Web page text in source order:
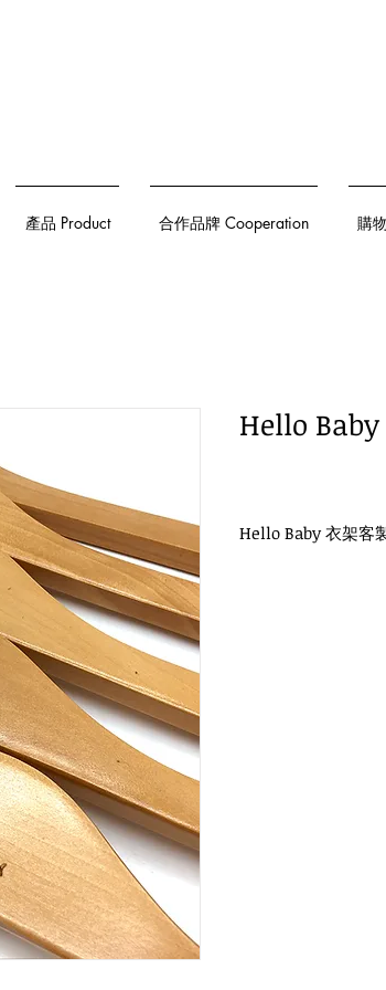
產品 Product 合作品牌 Cooperation 購
Hello
Hello Baby 衣架客